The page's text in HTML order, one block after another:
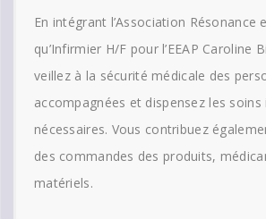
En intégrant l’Association Résonance
qu’Infirmier H/F pour l’EEAP Caroline
veillez à la sécurité médicale des
accompagnées et dispensez les
nécessaires. Vous contribuez
des commandes des produits,
matériels.